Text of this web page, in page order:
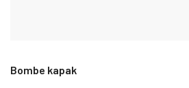
Bombe kapak